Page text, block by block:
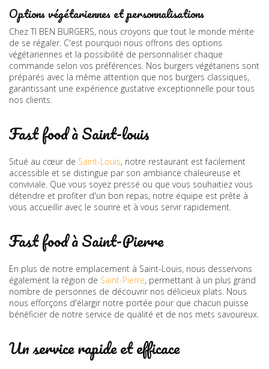
Options végétariennes et personnalisations
Chez TI BEN BURGERS, nous croyons que tout le monde mérite
de se régaler. C'est pourquoi nous offrons des options
végétariennes et la possibilité de personnaliser chaque
commande selon vos préférences. Nos burgers végétariens sont
préparés avec la même attention que nos burgers classiques,
garantissant une expérience gustative exceptionnelle pour tous
nos clients.
Fast food à Saint-louis
Situé au cœur de Saint-Louis, notre restaurant est facilement
accessible et se distingue par son ambiance chaleureuse et
conviviale. Que vous soyez pressé ou que vous souhaitiez vous
détendre et profiter d'un bon repas, notre équipe est prête à
vous accueillir avec le sourire et à vous servir rapidement.
Fast food à Saint-Pierre
En plus de notre emplacement à Saint-Louis, nous desservons
également la région de Saint-Pierre, permettant à un plus grand
nombre de personnes de découvrir nos délicieux plats. Nous
nous efforçons d'élargir notre portée pour que chacun puisse
bénéficier de notre service de qualité et de nos mets savoureux.
Un service rapide et efficace